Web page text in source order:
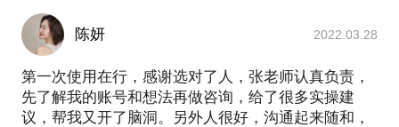
陈妍 2022.03.28
第一次使用在行，感谢选对了人，张老师认真负责，
先了解我的账号和想法再做咨询，给了很多实操建
议，帮我又开了脑洞。另外人很好，沟通起来随和，